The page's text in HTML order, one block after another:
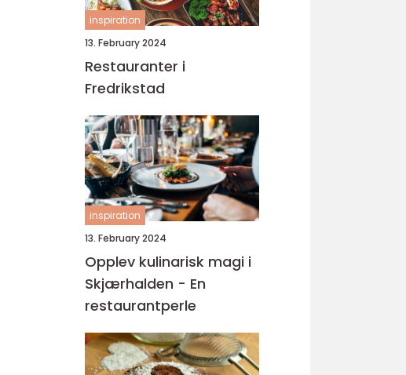
inspiration
13. February 2024
Restauranter i
Fredrikstad
inspiration
13. February 2024
Opplev kulinarisk magi i
Skjærhalden - En
restaurantperle